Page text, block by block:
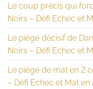
Le coup précis qui
Noirs – Défi Echec et
Le piège décisif de
Noirs – Défi Echec et
Le piège de mat en 2
– Défi Echec et Mat